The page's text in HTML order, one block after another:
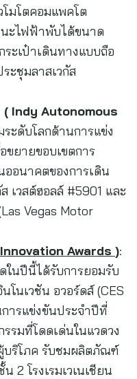
โมโตคอมแพคโต
ะไฟฟ้าพับได้ขนาด
ะเป๋าเดินทางแบบถือ
ะชุมลาสเวกัส
( Indy Autonomous
ระดับโลกด้านการแข่ง
ขยายขอบเขตการ
ออนาคตของการเดิน
เวสต์ฮอลล์ #5901 และ
Vegas Motor
Innovation Awards ):
นปีนี้ได้รับการยอมรับ
โนเวชัน อวอร์ดส์ (CES
ารแข่งขันประจำปีที่
รมที่โดดเด่นในแวดวง
บริโภค รับชมผลิตภัณฑ์
2 โรงเรมเวเนเชียน